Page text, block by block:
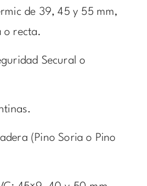
de 39, 45 y 55 mm,
o recta.
Secural o
(Pino Soria o Pino